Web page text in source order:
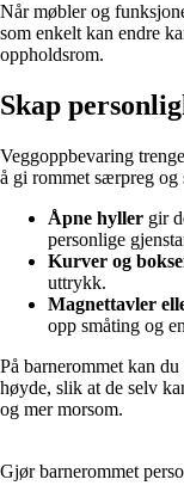
Når møbler og
som enkelt kan endre
oppholdsrom.
Skap
Veggoppbevaring
å gi rommet særpreg og
Åpne hyller gir
personlige
Kurver og
uttrykk.
Magnettavler
opp småting og
På barnerommet kan
høyde, slik at de selv
og mer morsom.
Gjør barnerommet